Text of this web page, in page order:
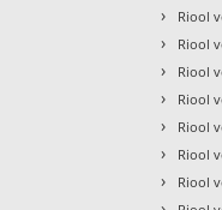
› Riool
› Riool
› Riool
› Riool
› Riool
› Riool
› Riool